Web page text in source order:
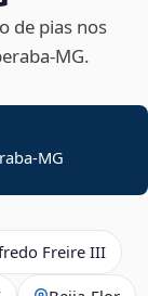
de pias nos
MG
Freire III